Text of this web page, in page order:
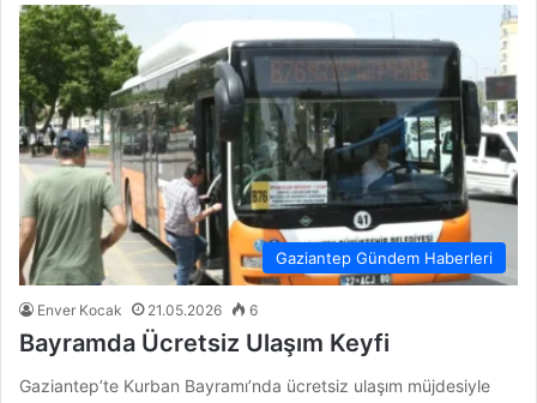
Gaziantep Gündem Haberleri
Enver Kocak 21.05.2026 6
Bayramda Ücretsiz Ulaşım Keyfi
Gaziantep’te Kurban Bayramı’nda ücretsiz ulaşım müjdesiyle